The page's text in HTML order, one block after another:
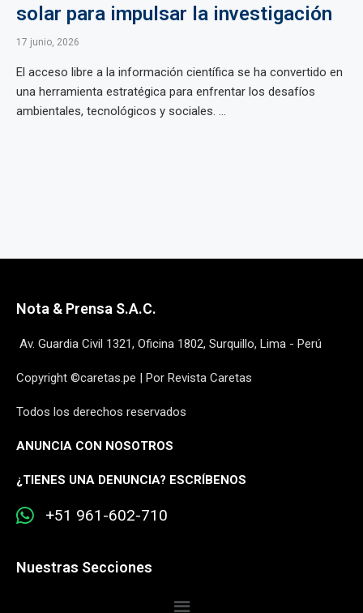
solar para impulsar la investigación
17 junio, 2026
El acceso libre a la información científica se ha convertido en
una herramienta estratégica para enfrentar los desafíos
ambientales, tecnológicos y sociales. ...
Nota & Prensa S.A.C.
Av. Guardia Civil 1321, Oficina 1802, Surquillo, Lima - Perú
Copyright ©caretas.pe | Por Revista Caretas
Todos los derechos reservados
ANUNCIA CON NOSOTROS
¿TIENES UNA DENUNCIA? ESCRÍBENOS
+51 961-602-710
Nuestras Secciones